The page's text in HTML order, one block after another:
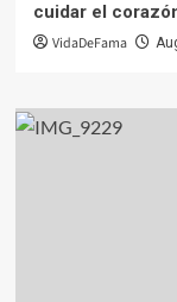
cuidar el
VidaDeFama